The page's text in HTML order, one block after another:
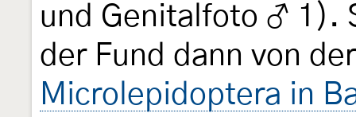
und Genitalfoto ♂ 1).
der Fund dann von
Microlepidoptera in